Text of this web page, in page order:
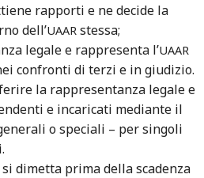
rapporti e ne decide la
dell’UAAR stessa;
legale e rappresenta l’UAAR
confronti di terzi e in giudizio.
la rappresentanza legale e
e incaricati mediante il
o speciali – per singoli
dimetta prima della scadenza